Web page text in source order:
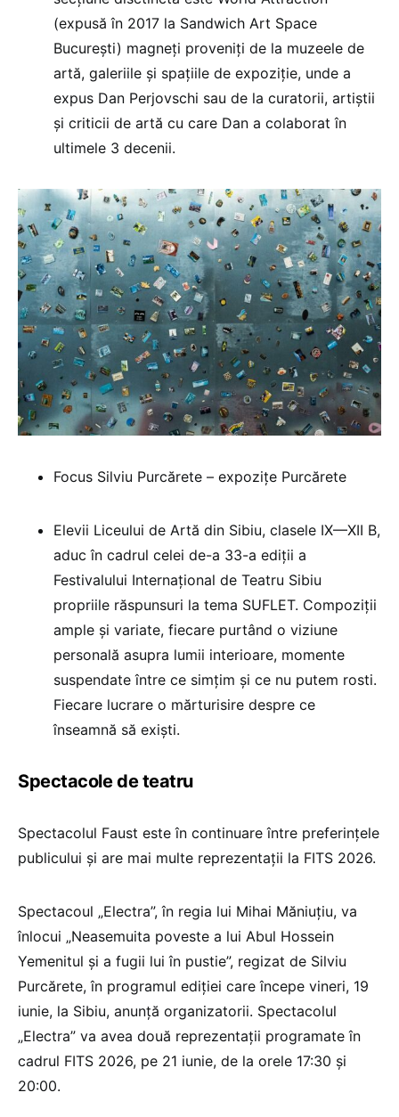
(expusă în 2017 la Sandwich Art Space
București) magneți proveniți de la muzeele de
artă, galeriile și spațiile de expoziție, unde a
expus Dan Perjovschi sau de la curatorii, artiștii
și criticii de artă cu care Dan a colaborat în
ultimele 3 decenii.
Focus Silviu Purcărete – expozițe Purcărete
Elevii Liceului de Artă din Sibiu, clasele IX—XII B,
aduc în cadrul celei de-a 33-a ediții a
Festivalului Internațional de Teatru Sibiu
propriile răspunsuri la tema SUFLET. Compoziții
ample și variate, fiecare purtând o viziune
personală asupra lumii interioare, momente
suspendate între ce simțim și ce nu putem rosti.
Fiecare lucrare o mărturisire despre ce
înseamnă să exiști.
Spectacole de teatru
Spectacolul Faust este în continuare între preferințele
publicului și are mai multe reprezentații la FITS 2026.
Spectacoul „Electra”, în regia lui Mihai Măniuțiu, va
înlocui „Neasemuita poveste a lui Abul Hossein
Yemenitul și a fugii lui în pustie”, regizat de Silviu
Purcărete, în programul ediţiei care începe vineri, 19
iunie, la Sibiu, anunță organizatorii. Spectacolul
„Electra” va avea două reprezentaţii programate în
cadrul FITS 2026, pe 21 iunie, de la orele 17:30 şi
20:00.